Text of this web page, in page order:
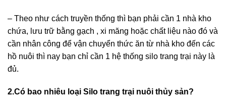
– Theo như cách truyền thống thì bạn phải cần 1 nhà kho
chứa, lưu trữ bằng gạch , xi măng hoặc chất liệu nào đó và
cần nhân công để vận chuyển thức ăn từ nhà kho đến các
hồ nuôi thì nay bạn chỉ cần 1 hệ thống silo trang trại này là
đủ.
2.Có bao nhiêu loại Silo trang trại nuôi thủy sản?